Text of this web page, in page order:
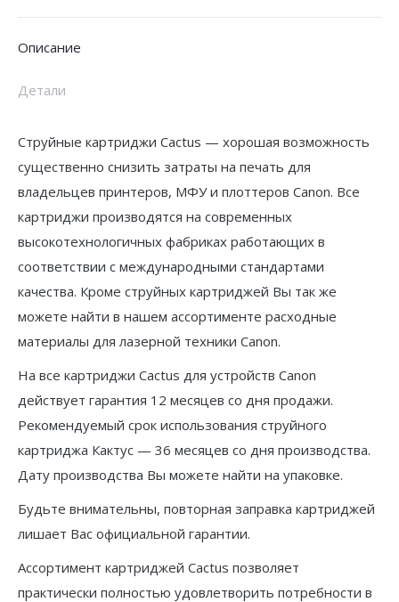
черный
для
Описание
Детали
Струйные картриджи Cactus — хорошая возможность
существенно снизить затраты на печать для
владельцев принтеров, МФУ и плоттеров Canon. Все
картриджи производятся на современных
высокотехнологичных фабриках работающих в
соответствии с международными стандартами
качества. Кроме струйных картриджей Вы так же
можете найти в нашем ассортименте расходные
материалы для лазерной техники Canon.
На все картриджи Cactus для устройств Canon
действует гарантия 12 месяцев со дня продажи.
Рекомендуемый срок использования струйного
картриджа Кактус — 36 месяцев со дня производства.
Дату производства Вы можете найти на упаковке.
Будьте внимательны, повторная заправка картриджей
лишает Вас официальной гарантии.
Ассортимент картриджей Cactus позволяет
практически полностью удовлетворить потребности в